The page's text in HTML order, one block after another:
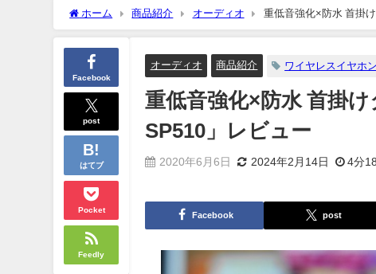
ホーム 商品紹介 オーディオ 重低音強化×防水 首掛
Facebook
post
はてブ
Pocket
Feedly
オーディオ 商品紹介 ワイヤレスイヤホン
重低音強化×防水 首掛
SP510」レビュー
2020年6月6日 2024年2月14日 4分
Facebook post